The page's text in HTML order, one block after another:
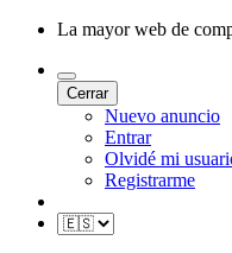
La mayor web de
Cerrar
Nuevo anuncio
Entrar
Olvidé mi
Registrarme